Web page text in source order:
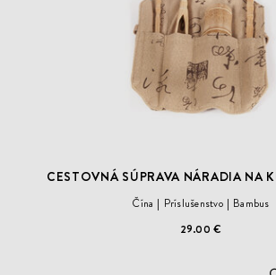
CESTOVNÁ SÚPRAVA NÁRADIA NA
Čína Príslušenstvo
Bambus
29.00 €